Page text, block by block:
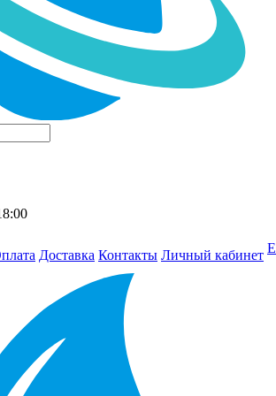
Доставка Контакты Личный кабинет